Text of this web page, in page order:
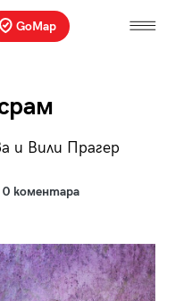
GoMap
и Вили Прагер
0 коментара